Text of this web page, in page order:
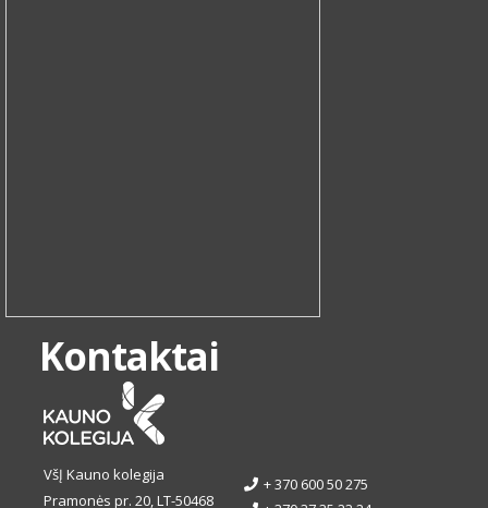
Kontaktai
VšĮ Kauno kolegija
Pramonės pr. 20, LT-50468
+ 370 600 50 275